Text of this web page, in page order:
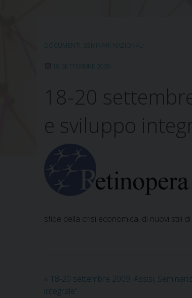
DOCUMENTI SEMINARI NAZIONALI
18 SETTEMBRE 2009
18-20
e sviluppo
sfide della crisi economica, di nuovi stili
« 18-20 settembre 2009, Assisi,
integrale”